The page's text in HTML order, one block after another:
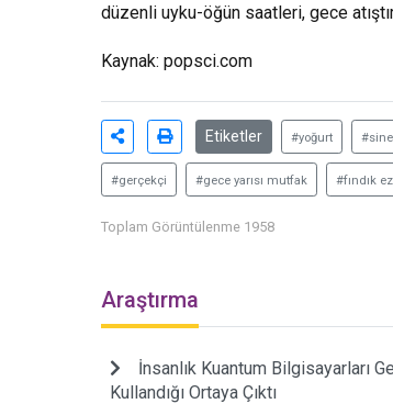
düzenli uyku-öğün saatleri, gece
Kaynak: popsci.com
Etiketler #yoğurt
#gerçekçi #gece yarısı mutfak #fındık
Toplam Görüntülenme 1958
Araştırma
İnsanlık Kuantum Bilgisayarları
Kullandığı Ortaya Çıktı